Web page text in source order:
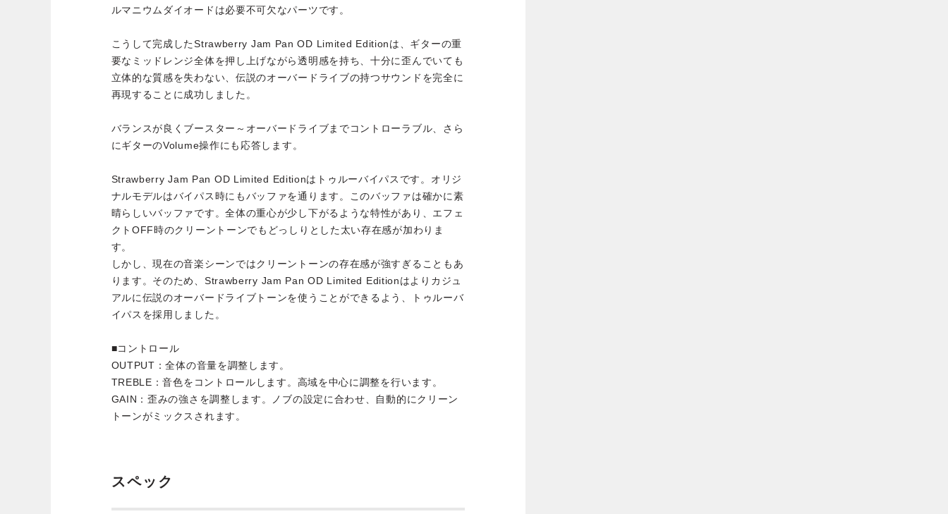
ルマニウムダイオードは必要不可欠なパーツです。
こうして完成したStrawberry Jam Pan OD Limited Editionは、ギターの重
要なミッドレンジ全体を押し上げながら透明感を持ち、十分に歪んでいても
立体的な質感を失わない、伝説のオーバードライブの持つサウンドを完全に
再現することに成功しました。
バランスが良くブースター～オーバードライブまでコントローラブル、さら
にギターのVolume操作にも応答します。
Strawberry Jam Pan OD Limited Editionはトゥルーバイパスです。オリジ
ナルモデルはバイパス時にもバッファを通ります。このバッファは確かに素
晴らしいバッファです。全体の重心が少し下がるような特性があり、エフェ
クトOFF時のクリーントーンでもどっしりとした太い存在感が加わりま
す。
しかし、現在の音楽シーンではクリーントーンの存在感が強すぎることもあ
ります。そのため、Strawberry Jam Pan OD Limited Editionはよりカジュ
アルに伝説のオーバードライブトーンを使うことができるよう、トゥルーバ
イパスを採用しました。
■コントロール
OUTPUT：全体の音量を調整します。
TREBLE：音色をコントロールします。高域を中心に調整を行います。
GAIN：歪みの強さを調整します。ノブの設定に合わせ、自動的にクリーン
トーンがミックスされます。
スペック